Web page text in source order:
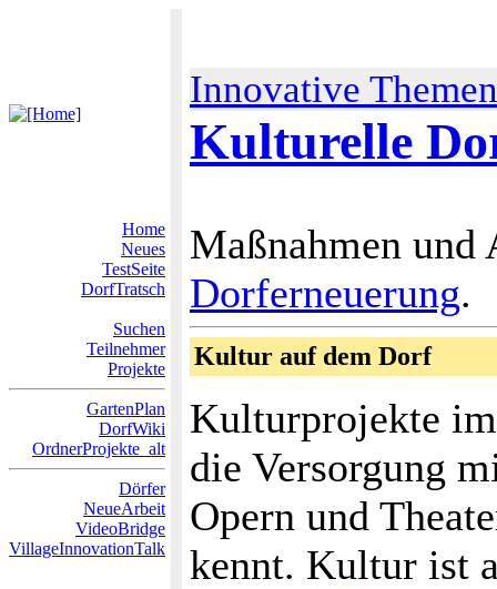
Innovative Themen
Kulturelle
Home
Neues
TestSeite
DorfTratsch
Suchen
Teilnehmer
Projekte
GartenPlan
DorfWiki
OrdnerProjekte_alt
Dörfer
NeueArbeit
VideoBridge
VillageInnovationTalk
Maßnahmen und
Dorferneuerung.
Kultur auf dem Dorf
Kulturprojekte
die Versorgung
Opern und
kennt. Kultur ist